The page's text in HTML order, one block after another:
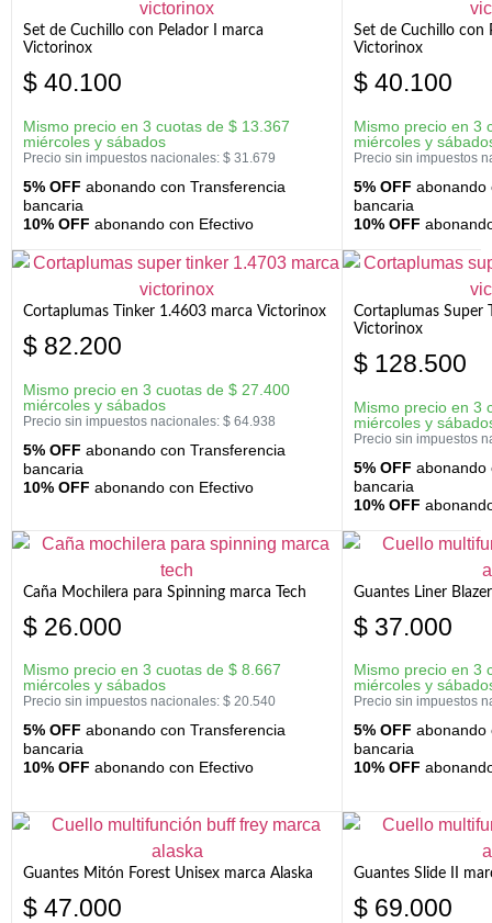
Set de Cuchillo con Pelador I marca
Victorinox
$ 40.100
Mismo precio en 3 cuotas de $ 13.367
miércoles y sábados
Precio sin impuestos nacionales: $ 31.679
5% OFF abonando con Transferencia
bancaria
10% OFF abonando con Efectivo
Set de Cuchillo con
Victorinox
$ 40.100
Mismo precio en 3
miércoles y
Precio sin impuestos
5% OFF abonando
bancaria
10% OFF
Cortaplumas Tinker 1.4603 marca Victorinox
$ 82.200
Mismo precio en 3 cuotas de $ 27.400
miércoles y sábados
Precio sin impuestos nacionales: $ 64.938
5% OFF abonando con Transferencia
bancaria
10% OFF abonando con Efectivo
Cortaplumas Super
Victorinox
$ 128.500
Mismo precio en 3
miércoles y
Precio sin impuestos
5% OFF abonando
bancaria
10% OFF
Caña Mochilera para Spinning marca Tech
$ 26.000
Mismo precio en 3 cuotas de $ 8.667
miércoles y sábados
Precio sin impuestos nacionales: $ 20.540
5% OFF abonando con Transferencia
bancaria
10% OFF abonando con Efectivo
Guantes Liner
$ 37.000
Mismo precio en 3
miércoles y
Precio sin impuestos
5% OFF abonando
bancaria
10% OFF
Guantes Mitón Forest Unisex marca Alaska
$ 47.000
Guantes Slide II
$ 69.000